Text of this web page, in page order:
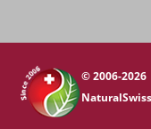
© 2006-2026
NaturalSwiss